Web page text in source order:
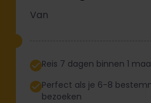
Van
Reis 7 dagen binnen 1
Perfect als je 6-8
bezoeken